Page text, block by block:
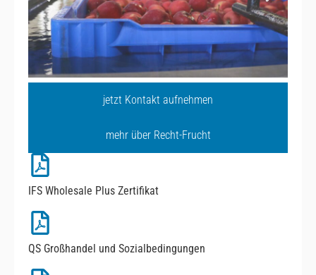
jetzt Kontakt aufnehmen
mehr über Recht-Frucht
IFS Wholesale Plus Zertifikat
QS Großhandel und Sozialbedingungen